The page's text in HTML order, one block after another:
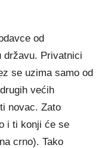
od
državu. Privatnici
se uzima samo od
većih
novac. Zato
i ti konji će se
crno). Tako